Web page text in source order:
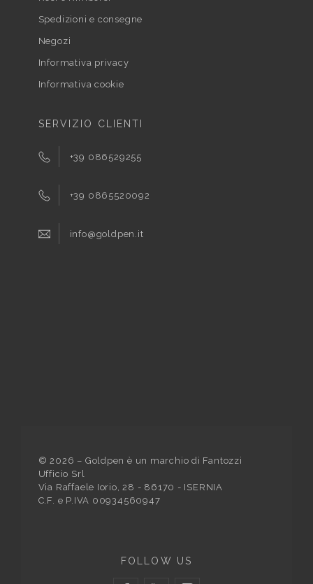
Spedizioni e consegne
Negozi
Informativa privacy
Informativa cookie
SERVIZIO CLIENTI
+39 086529255
+39 0865520092
info@goldpen.it
©2026 – Goldpen è un marchio di Fantozzi
Ufficio Srl
Via Raffaele Iorio, 28 - 86170 - ISERNIA
C.F. e P.IVA 00934560947
FOLLOW US